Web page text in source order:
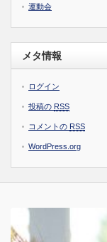
運動会
メタ情報
ログイン
投稿の RSS
コメントの RSS
WordPress.org